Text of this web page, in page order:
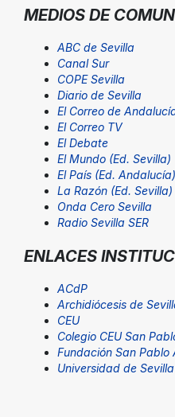
MEDIOS DE
ABC de Sevilla
Canal Sur
COPE Sevilla
Diario de Sevilla
El Correo de
El Correo TV
El Debate
El Mundo (Ed. Sevilla)
El País (Ed. Andalucía)
La Razón (Ed. Sevilla)
Onda Cero Sevilla
Radio Sevilla SER
ENLACES
ACdP
Archidiócesis de
CEU
Colegio CEU San
Fundación San Pablo
Universidad de Sevilla